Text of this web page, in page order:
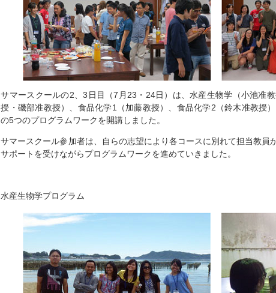
サマースクールの2、3日目（7月23・24日）は、水産生物学（小池准
授・磯部准教授）、食品化学1（加藤教授）、食品化学2（鈴木准教授
の5つのプログラムワークを開講しました。
サマースクール参加者は、自らの志望により各コースに別れて担当教員
サポートを受けながらプログラムワークを進めていきました。
水産生物学プログラム